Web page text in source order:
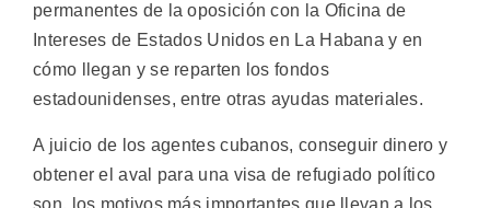
permanentes de la oposición con la Oficina de
Intereses de Estados Unidos en La Habana y en
cómo llegan y se reparten los fondos
estadounidenses, entre otras ayudas materiales.
A juicio de los agentes cubanos, conseguir dinero y
obtener el aval para una visa de refugiado político
son, los motivos más importantes que llevan a los